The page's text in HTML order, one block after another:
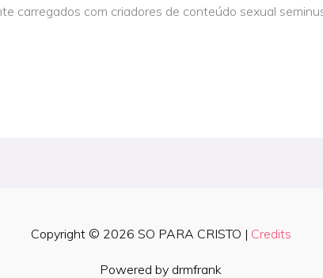
carregados com criadores de conteúdo sexual
Copyright © 2026 SO PARA CRISTO | Credits
Powered by drmfrank